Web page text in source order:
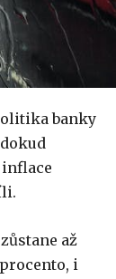
banky
inflace
až
i